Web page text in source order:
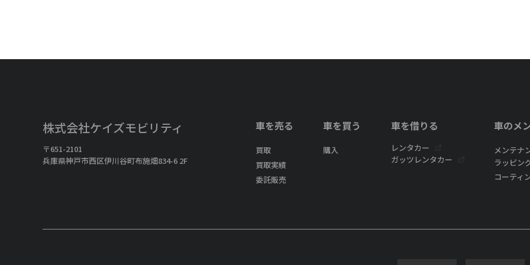
株式会社ケイズモビリティ
〒651-2101
兵庫県神戸市西区伊川谷町布施畑834-6 2F
車を売る
買取
買取実績
委託販売
車を買う
購入
車を借りる
レンタカー
ガッツレンタカー
車のメ
メンテナ
ラッピン
コーティ